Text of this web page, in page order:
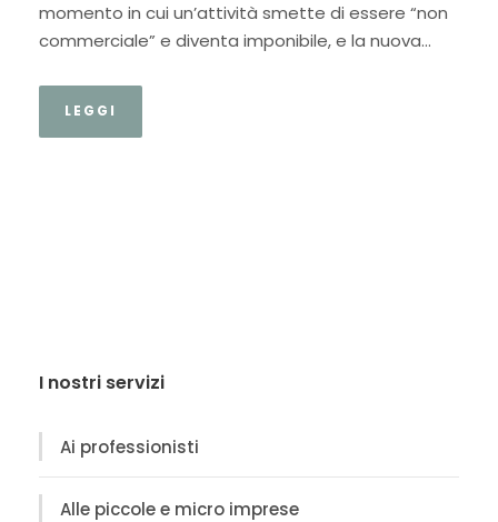
momento in cui un’attività smette di essere “non
commerciale” e diventa imponibile, e la nuova...
LEGGI
I nostri servizi
Ai professionisti
Alle piccole e micro imprese